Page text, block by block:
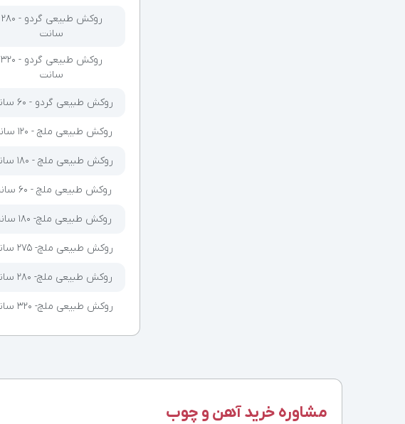
روکش طبیعی گردو - 280
سانت
روکش طبیعی گردو - 320
سانت
روکش طبیعی گردو - 60 سانت
روکش طبیعی ملچ - 120 سانت
روکش طبیعی ملچ - 180 سانت
روکش طبیعی ملچ - 60 سانت
روکش طبیعی ملچ- 180 سانت
روکش طبیعی ملچ- 275 سانت
روکش طبیعی ملچ- 280 سانت
روکش طبیعی ملچ- 320 سانت
مشاوره خرید آهن و چوب